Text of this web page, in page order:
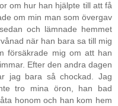
om hur han hjälpte till att få
om min man som övergav
och lämnade hemmet
när han bara sa till mig
försäkrade mig om att han
Efter den andra dagen
jag bara så chockad. Jag
tro mina öron, han bad
honom och han kom hem